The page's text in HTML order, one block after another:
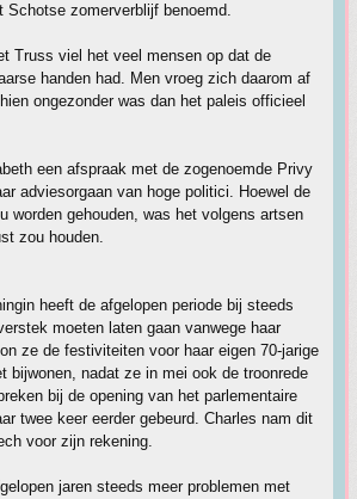
Schotse zomerverblijf benoemd.
Truss viel het veel mensen op dat de
handen had. Men vroeg zich daarom af
ongezonder was dan het paleis officieel
een afspraak met de zogenoemde Privy
adviesorgaan van hoge politici. Hoewel de
worden gehouden, was het volgens artsen
zou houden.
heeft de afgelopen periode bij steeds
moeten laten gaan vanwege haar
ze de festiviteiten voor haar eigen 70-jarige
bijwonen, nadat ze in mei ook de troonrede
bij de opening van het parlementaire
twee keer eerder gebeurd. Charles nam dit
voor zijn rekening.
jaren steeds meer problemen met